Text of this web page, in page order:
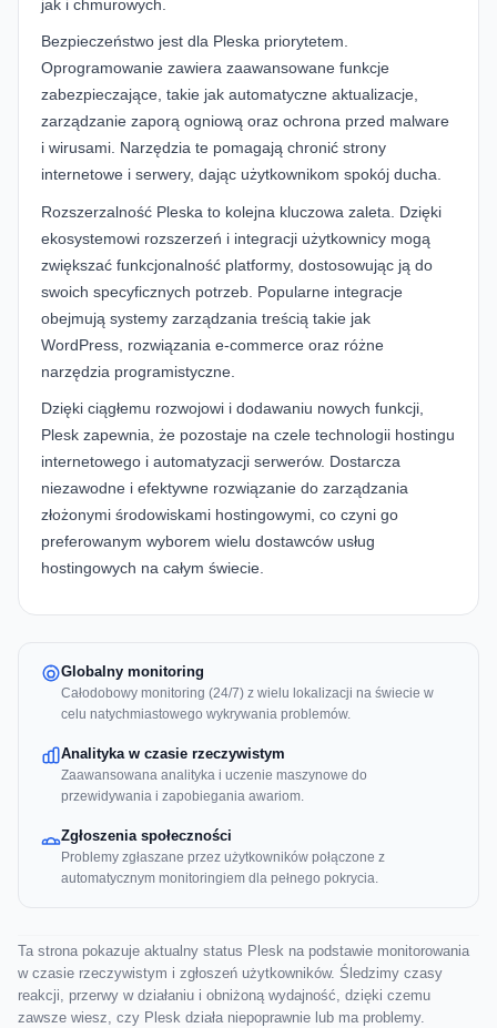
jak i chmurowych.
Bezpieczeństwo jest dla Pleska priorytetem.
Oprogramowanie zawiera zaawansowane funkcje
zabezpieczające, takie jak automatyczne aktualizacje,
zarządzanie zaporą ogniową oraz ochrona przed malware
i wirusami. Narzędzia te pomagają chronić strony
internetowe i serwery, dając użytkownikom spokój ducha.
Rozszerzalność Pleska to kolejna kluczowa zaleta. Dzięki
ekosystemowi rozszerzeń i integracji użytkownicy mogą
zwiększać funkcjonalność platformy, dostosowując ją do
swoich specyficznych potrzeb. Popularne integracje
obejmują systemy zarządzania treścią takie jak
WordPress, rozwiązania e-commerce oraz różne
narzędzia programistyczne.
Dzięki ciągłemu rozwojowi i dodawaniu nowych funkcji,
Plesk zapewnia, że pozostaje na czele technologii hostingu
internetowego i automatyzacji serwerów. Dostarcza
niezawodne i efektywne rozwiązanie do zarządzania
złożonymi środowiskami hostingowymi, co czyni go
preferowanym wyborem wielu dostawców usług
hostingowych na całym świecie.
Globalny monitoring
Całodobowy monitoring (24/7) z wielu lokalizacji na świecie w
celu natychmiastowego wykrywania problemów.
Analityka w czasie rzeczywistym
Zaawansowana analityka i uczenie maszynowe do
przewidywania i zapobiegania awariom.
Zgłoszenia społeczności
Problemy zgłaszane przez użytkowników połączone z
automatycznym monitoringiem dla pełnego pokrycia.
Ta strona pokazuje aktualny status Plesk na podstawie monitorowania
w czasie rzeczywistym i zgłoszeń użytkowników. Śledzimy czasy
reakcji, przerwy w działaniu i obniżoną wydajność, dzięki czemu
zawsze wiesz, czy Plesk działa niepoprawnie lub ma problemy.